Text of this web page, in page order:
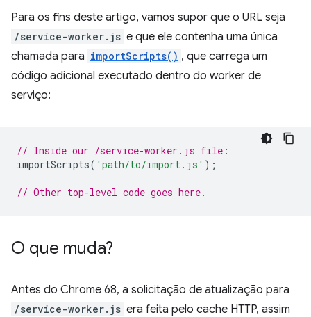
Para os fins deste artigo, vamos supor que o URL seja
/service-worker.js e que ele contenha uma única
chamada para importScripts() , que carrega um
código adicional executado dentro do worker de
serviço:
// Inside our /service-worker.js file:
importScripts( 'path/to/import.js' );
// Other top-level code goes here.
O que muda?
Antes do Chrome 68, a solicitação de atualização para
/service-worker.js era feita pelo cache HTTP, assim